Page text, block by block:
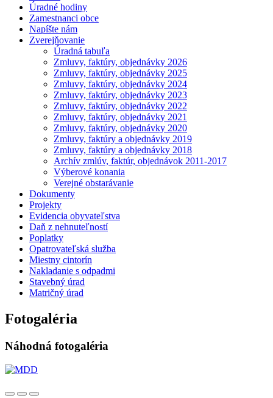
Úradné hodiny
Zamestnanci obce
Napíšte nám
Zverejňovanie
Úradná tabuľa
Zmluvy, faktúry, objednávky 2026
Zmluvy, faktúry, objednávky 2025
Zmluvy, faktúry, objednávky 2024
Zmluvy, faktúry, objednávky 2023
Zmluvy, faktúry, objednávky 2022
Zmluvy, faktúry, objednávky 2021
Zmluvy, faktúry, objednávky 2020
Zmluvy, faktúry a objednávky 2019
Zmluvy, faktúry a objednávky 2018
Archív zmlúv, faktúr, objednávok 2011-2017
Výberové konania
Verejné obstarávanie
Dokumenty
Projekty
Evidencia obyvateľstva
Daň z nehnuteľností
Poplatky
Opatrovateľská služba
Miestny cintorín
Nakladanie s odpadmi
Stavebný úrad
Matričný úrad
Fotogaléria
Náhodná fotogaléria